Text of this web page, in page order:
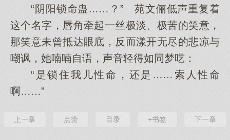
“阴阳锁命蛊……？” 苑文俪低声重复着
这个名字，唇角牵起一丝极淡、极苦的笑意，
那笑意未曾抵达眼底，反而漾开无尽的悲凉与
嘲讽，她喃喃自语，声音轻得如同梦呓：
“是锁住我儿性命，还是……索人性命
啊……”
上一章 点赞 目录 +书签 下一章